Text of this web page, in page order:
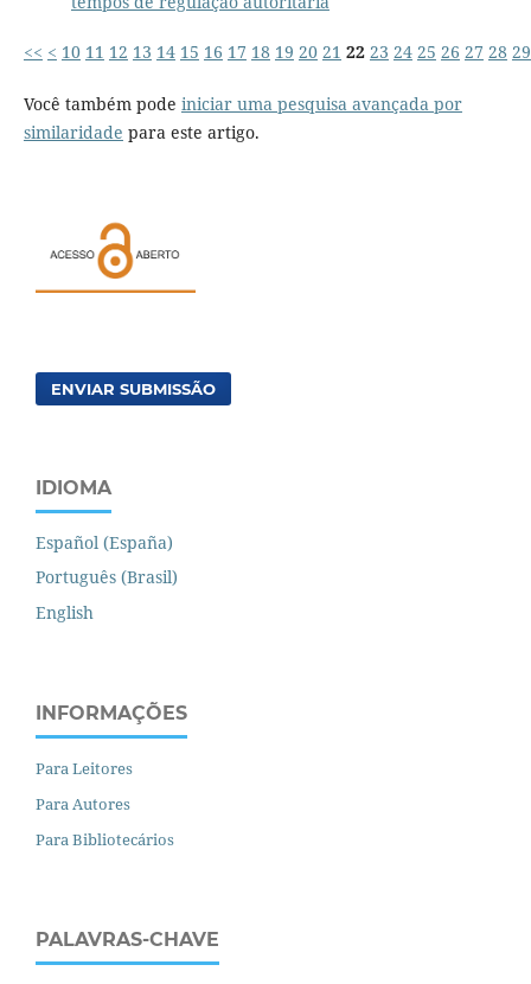
<< < 10 11 12 13 14 15 16 17 18 19 20 21 22 23 24 25 26 27 28 29
Você também pode iniciar uma pesquisa avançada por
similaridade para este artigo.
ENVIAR SUBMISSÃO
IDIOMA
Español (España)
Português (Brasil)
English
INFORMAÇÕES
Para Leitores
Para Autores
Para Bibliotecários
PALAVRAS-CHAVE